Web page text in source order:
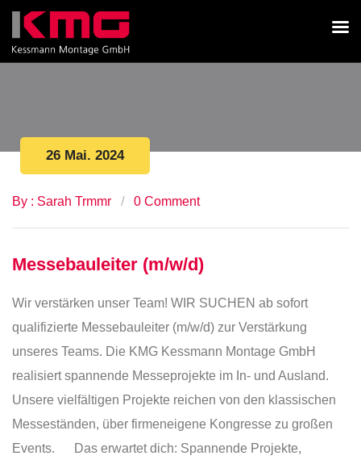
26 Mai. 2024
By : Sarah Trmmr 0 Comment
Messebauleiter (m/w/d)
Wir verstärken unser Team! WIR SUCHEN ab sofort
qualifizierte Messebauleiter (m/w/d) zur Verstärkung
unseres Teams. Die KMG Kessmann Montage GmbH
realisiert spannende Messeprojekte im In- und Ausland.
Unsere vielfältigen Projekte reichen von den klassischen
Messeständen, über firmeneigene Kongresse zu großen
Events. Das erwartet dich: Spannende Projekte,